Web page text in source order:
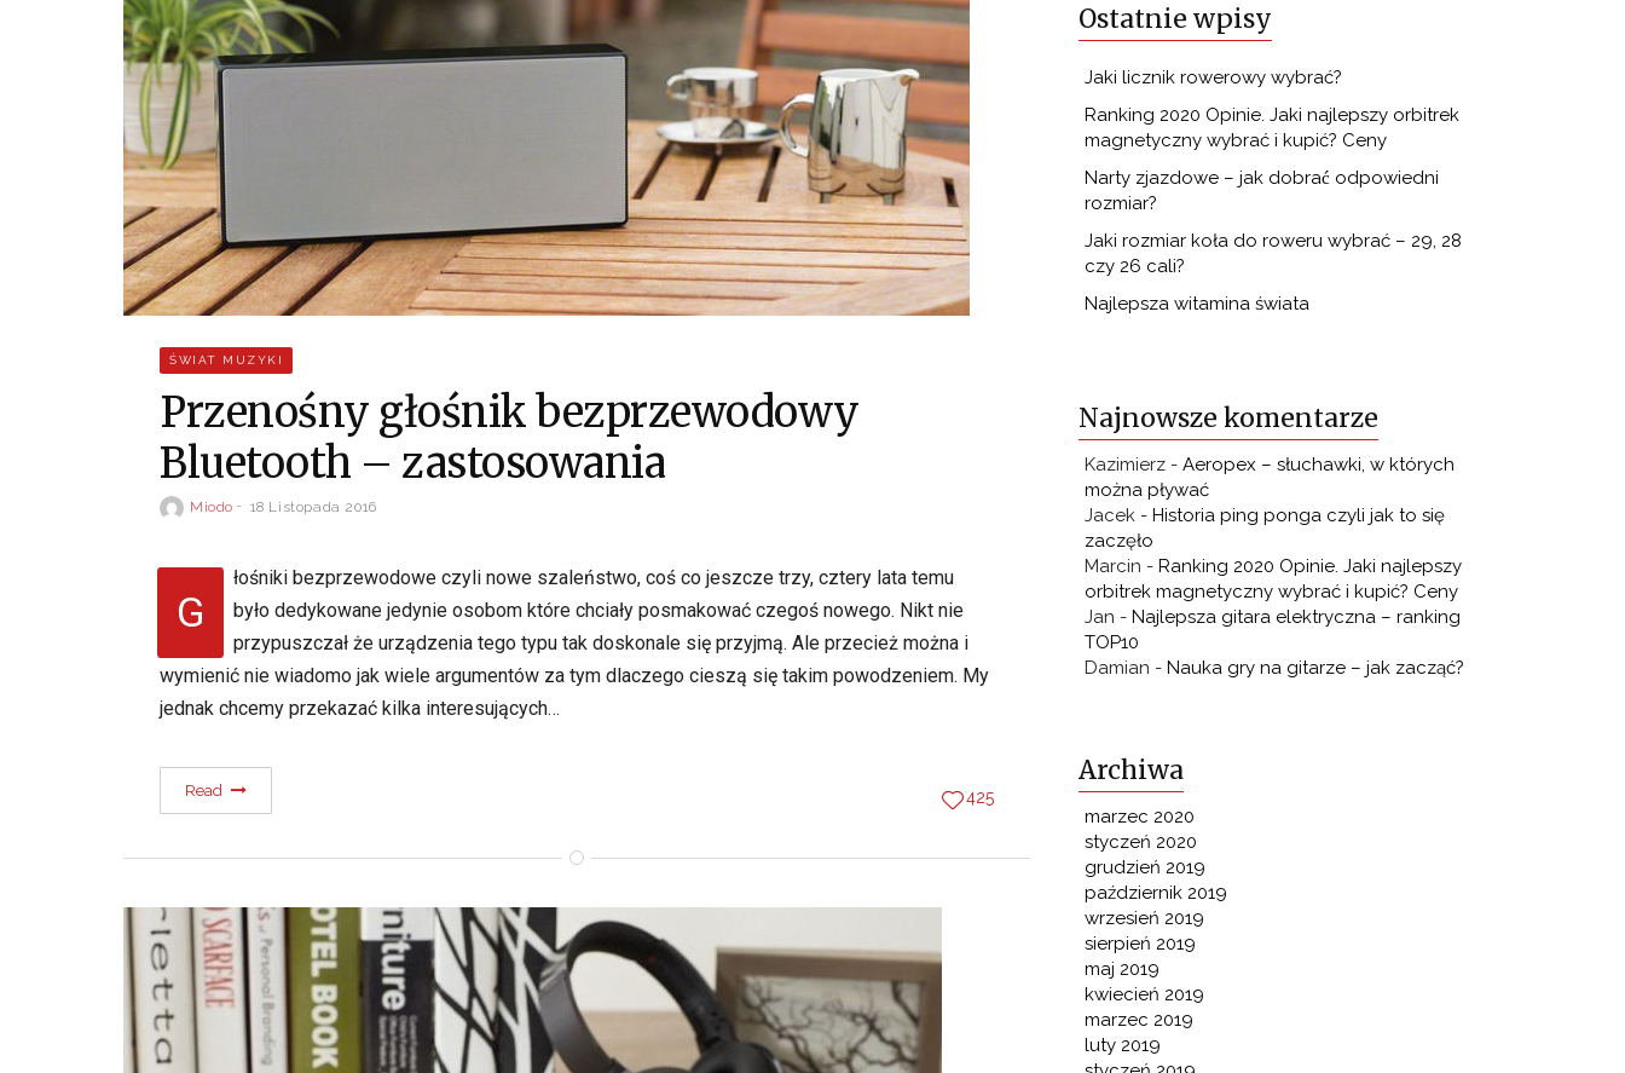
ŚWIAT MUZYKI
Przenośny głośnik bezprzewodowy
Bluetooth – zastosowania
Miodo 18 Listopada 2016
G
łośniki bezprzewodowe czyli nowe szaleństwo, coś co jeszcze trzy, cztery lata temu
było dedykowane jedynie osobom które chciały posmakować czegoś nowego. Nikt nie
przypuszczał że urządzenia tego typu tak doskonale się przyjmą. Ale przecież można i
wymienić nie wiadomo jak wiele argumentów za tym dlaczego cieszą się takim powodzeniem. My
jednak chcemy przekazać kilka interesujących…
Read 425
Ostatnie wpisy
Jaki licznik rowerowy wybrać?
Ranking 2020 Opinie. Jaki najlepszy orbitrek
magnetyczny wybrać i kupić? Ceny
Narty zjazdowe – jak dobrać odpowiedni
rozmiar?
Jaki rozmiar koła do roweru wybrać – 29, 28
czy 26 cali?
Najlepsza witamina świata
Najnowsze komentarze
Kazimierz - Aeropex – słuchawki, w których
można pływać
Jacek - Historia ping ponga czyli jak to się
zaczęło
Marcin - Ranking 2020 Opinie. Jaki najlepszy
orbitrek magnetyczny wybrać i kupić? Ceny
Jan - Najlepsza gitara elektryczna – ranking
TOP10
Damian - Nauka gry na gitarze – jak zacząć?
Archiwa
marzec 2020
styczeń 2020
grudzień 2019
październik 2019
wrzesień 2019
sierpień 2019
maj 2019
kwiecień 2019
marzec 2019
luty 2019